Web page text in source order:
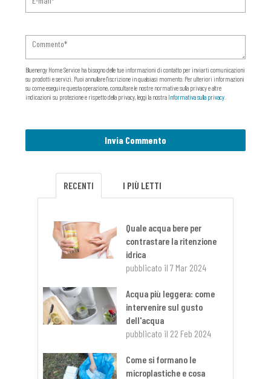
Bluenergy Home Service ha bisogno delle tue informazioni di contatto per inviarti comunicazioni
su prodotti e servizi. Puoi annullare l'iscrizione in qualsiasi momento. Per ulteriori informazioni
su come eseguire questa operazione, consultare le nostre normative sulla privacy e altre
indicazioni su protezione e rispetto della privacy, leggi la nostra Informativa sulla privacy
RECENTI I PIÙ LETTI
Quale acqua bere per
contrastare la ritenzione
idrica
pubblicato il 7 Mar 2024
Acqua più leggera: come
intervenire sul gusto
dell'acqua
pubblicato il 22 Feb 2024
Come si formano le
microplastiche e cosa